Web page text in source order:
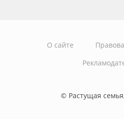
О сайте
© Растущая